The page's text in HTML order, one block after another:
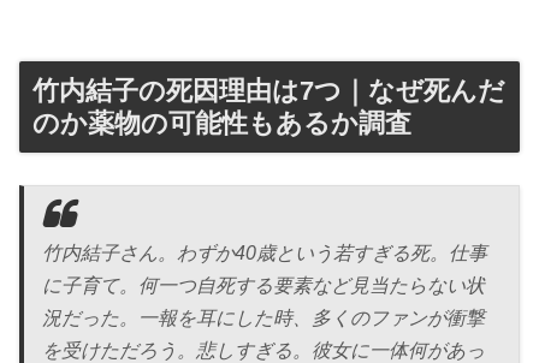
竹内結子の死因理由は7つ｜なぜ死んだ
のか薬物の可能性もあるか調査
竹内結子さん。わずか40歳という若すぎる死。仕事
に子育て。何一つ自死する要素など見当たらない状
況だった。一報を耳にした時、多くのファンが衝撃
を受けただろう。悲しすぎる。彼女に一体何があっ